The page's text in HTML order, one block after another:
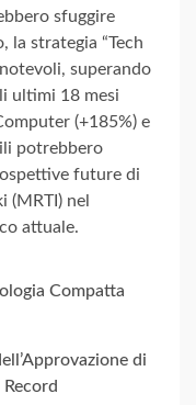
sfuggire
la strategia “Tech
superando
ultimi 18 mesi
(+185%) e
potrebbero
future di
nel
attuale.
Compatta
di